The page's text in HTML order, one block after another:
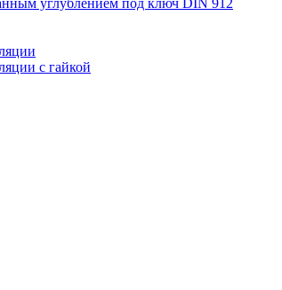
углублением под ключ DIN 912
с гайкой